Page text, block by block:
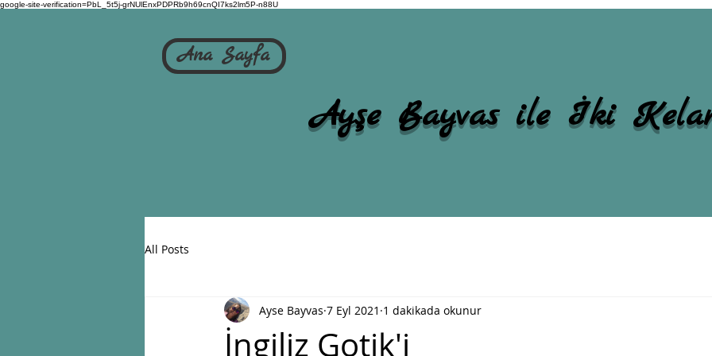
google-site-verification=PbL_5t5j-grNUlEnxPDPRb9h69cnQI7ks2lm5P-n88U
Ana Sayfa
Ayşe Bayvas ile İki
All Posts
İngiliz Gotik'i
Ayse Bayvas 7 Eyl 2021 1 dakikada okunur